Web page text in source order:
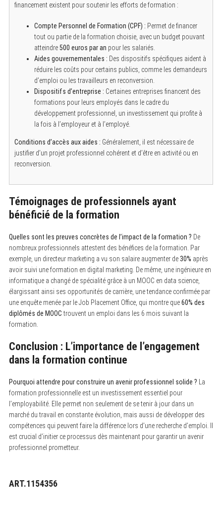
financement existent pour soutenir les efforts de formation :
Compte Personnel de Formation (CPF) : Permet de financer
tout ou partie de la formation choisie, avec un budget pouvant
atteindre500 euros par an pour les salariés.
Aides gouvernementales : Des dispositifs spécifiques aident à
réduire les coûts pour certains publics, comme les demandeurs
d’emploi ou les travailleurs en reconversion.
Dispositifs d’entreprise : Certaines entreprises financent des
formations pour leurs employés dans le cadre du
développement professionnel, un investissement qui profite à
la fois à l’employeur et à l’employé.
Conditions d’accès aux aides : Généralement, il est nécessaire de
justifier d’un projet professionnel cohérent et d’être en activité ou en
reconversion.
Témoignages de professionnels ayant
bénéficié de la formation
Quelles sont les preuves concrètes de l’impact de la formation ? De
nombreux professionnels attestent des bénéfices de la formation. Par
exemple, un directeur marketing a vu son salaire augmenter de30% après
avoir suivi une formation en digital marketing. De même, une ingénieure en
informatique a changé de spécialité grâce à un MOOC en data science,
élargissant ainsi ses opportunités de carrière, une tendance confirmée par
une enquête menée par le Job Placement Office, qui montre que60% des
diplômés de MOOC trouvent un emploi dans les 6 mois suivant la
formation.
Conclusion : L’importance de l’engagement
dans la formation continue
Pourquoi attendre pour construire un avenir professionnel solide ? La
formation professionnelle est un investissement essentiel pour
l’employabilité. Elle permet non seulement de se tenir à jour dans un
marché du travail en constante évolution, mais aussi de développer des
compétences qui peuvent faire la différence lors d’une recherche d’emploi. Il
est crucial d’initier ce processus dès maintenant pour garantir un avenir
professionnel prometteur.
ART.1154356